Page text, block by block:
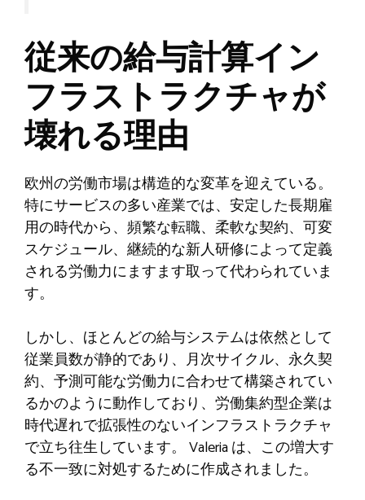
従来の給与計算イン
フラストラクチャが
壊れる理由
欧州の労働市場は構造的な変革を迎えている。
特にサービスの多い産業では、安定した長期雇
用の時代から、頻繁な転職、柔軟な契約、可変
スケジュール、継続的な新人研修によって定義
される労働力にますます取って代わられていま
す。
しかし、ほとんどの給与システムは依然として
従業員数が静的であり、月次サイクル、永久契
約、予測可能な労働力に合わせて構築されてい
るかのように動作しており、労働集約型企業は
時代遅れで拡張性のないインフラストラクチャ
で立ち往生しています。 Valeria は、この増大す
る不一致に対処するために作成されました。